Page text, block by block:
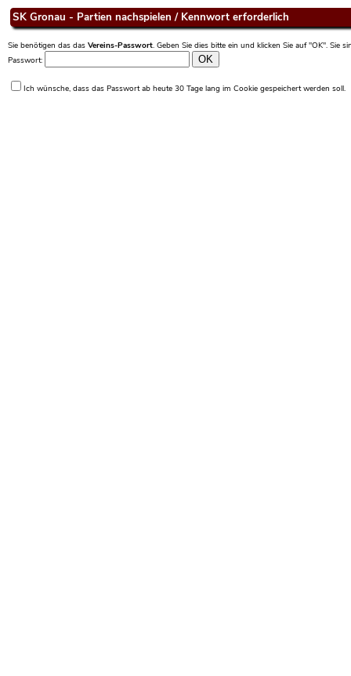
SK Gronau - Partien nachspielen / Kennwort erforderlich
Sie benötigen das das Vereins-Passwort. Geben Sie dies bitte ein und klicken Sie auf "OK". Sie
Passwort:
Ich wünsche, dass das Passwort ab heute 30 Tage lang im Cookie gespeichert werden soll.